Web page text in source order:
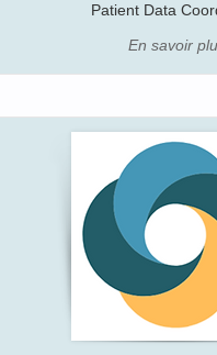
Patient Data
En savoir